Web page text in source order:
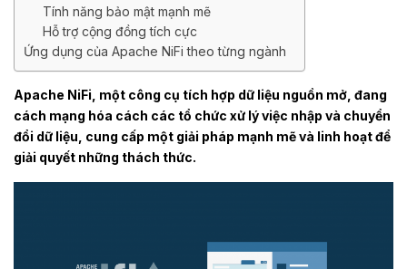
Tính năng bảo mật mạnh mẽ
Hỗ trợ cộng đồng tích cực
Ứng dụng của Apache NiFi theo từng ngành
Apache NiFi, một công cụ tích hợp dữ liệu nguồn mở, đang
cách mạng hóa cách các tổ chức xử lý việc nhập và chuyển
đổi dữ liệu, cung cấp một giải pháp mạnh mẽ và linh hoạt để
giải quyết những thách thức.